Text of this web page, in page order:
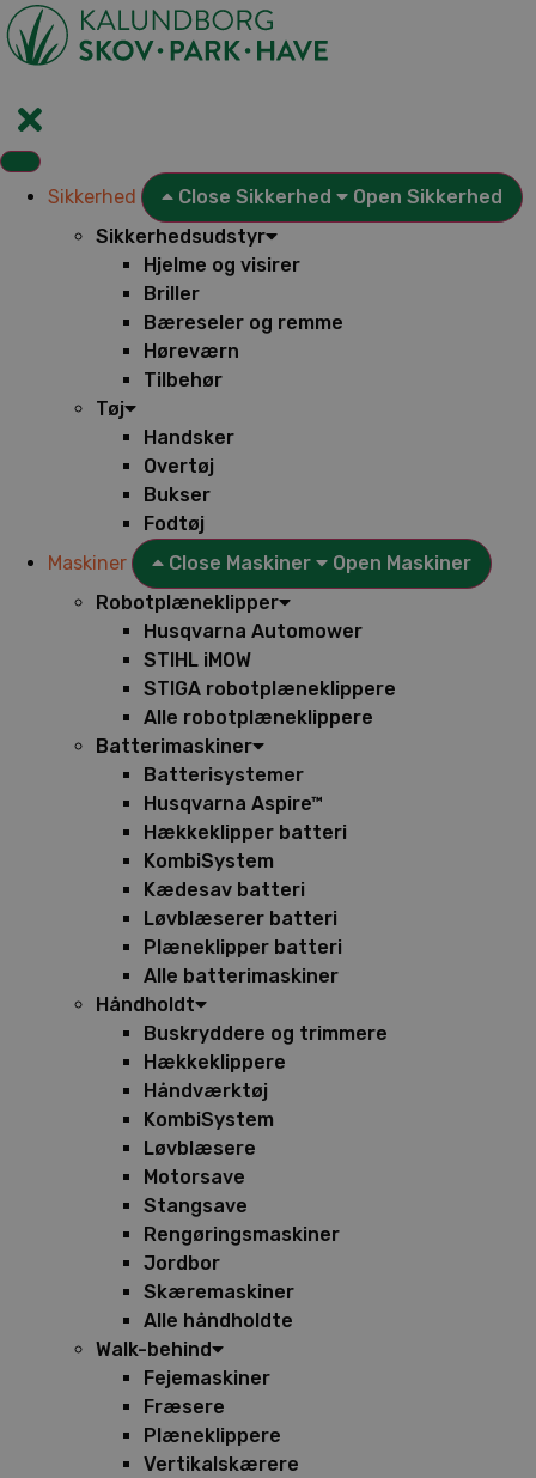
Videre
til
indhold
Sikkerhed Close Sikkerhed
Open Sikkerhed
Sikkerhedsudstyr
Hjelme og visirer
Briller
Bæreseler og remme
Høreværn
Tilbehør
Tøj
Handsker
Overtøj
Bukser
Fodtøj
Maskiner
Close Maskiner
Open Maskiner
Robotplæneklipper
Husqvarna Automower
STIHL iMOW
STIGA robotplæneklippere
Alle robotplæneklippere
Batterimaskiner
Batterisystemer
Husqvarna Aspire™
Hækkeklipper batteri
KombiSystem
Kædesav batteri
Løvblæserer batteri
Plæneklipper batteri
Alle batterimaskiner
Håndholdt
Buskryddere og trimmere
Hækkeklippere
Håndværktøj
KombiSystem
Løvblæsere
Motorsave
Stangsave
Rengøringsmaskiner
Jordbor
Skæremaskiner
Alle håndholdte
Walk-behind
Fejemaskiner
Fræsere
Plæneklippere
Vertikalskærere